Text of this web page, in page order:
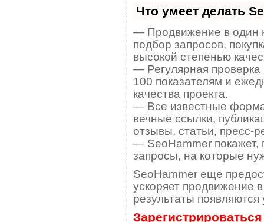
Что умеет делать
— Продвижение в один
подбор запросов,
высокой степенью
— Регулярная проверка
100 показателям и
качества проекта.
— Все известные
вечные ссылки,
отзывы, статьи, пресс-
— SeoHammer покажет,
запросы, на которые
SeoHammer еще
ускоряет продвижение
результаты